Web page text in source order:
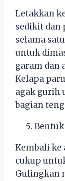
Letakkan
sedikit dan
selama
untuk
garam dan
Kelapa
agak gurih
bagian
Bentuk
Kembali ke
cukup
Gulingkan